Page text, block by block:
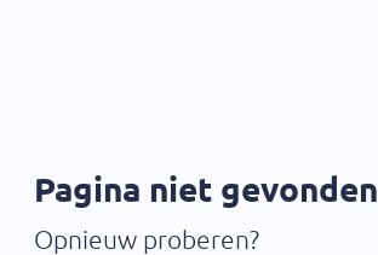
Pagina niet gevonden
Opnieuw proberen?